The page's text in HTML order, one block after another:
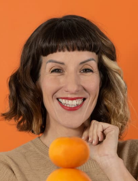
acción hoy!
planes disponibles